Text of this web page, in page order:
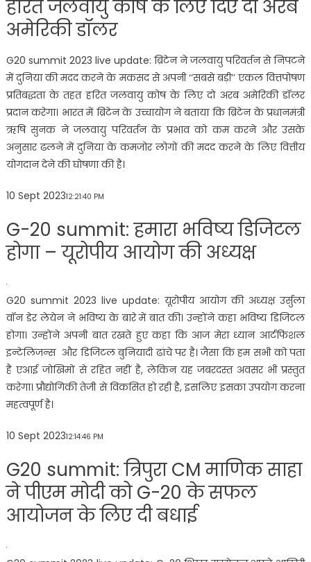
हरित जलवायु कोष के लिए दिए दो अरब
अमेरिकी डॉलर
G20 summit 2023 live update: ब्रिटेन ने जलवायु परिवर्तन से निपटने
में दुनिया की मदद करने के मकसद से अपनी ‘‘सबसे बड़ी’’ एकल वित्तपोषण
प्रतिबद्धता के तहत हरित जलवायु कोष के लिए दो अरब अमेरिकी डॉलर
प्रदान करेगा। भारत में ब्रिटेन के उच्चायोग ने बताया कि ब्रिटेन के प्रधानमंत्री
ऋषि सुनक ने जलवायु परिवर्तन के प्रभाव को कम करने और उसके
अनुसार ढलने में दुनिया के कमजोर लोगों की मदद करने के लिए वित्तीय
योगदान देने की घोषणा की है।
10 Sept 202312:21:40 PM
G-20 summit: हमारा भविष्य डिजिटल
होगा – यूरोपीय आयोग की अध्यक्ष
G20 summit 2023 live update: यूरोपीय आयोग की अध्यक्ष उर्सुला
वॉन डेर लेयेन ने भविष्य के बारे में बात की। उन्होंने कहा भविष्य डिजिटल
होगा। उन्होंने अपनी बात रखते हुए कहा कि आज मेरा ध्यान आर्टफिशल
इन्टेलिजन्स और डिजिटल बुनियादी ढांचे पर है। जैसा कि हम सभी को पता
है एआई जोखिमों से रहित नहीं है, लेकिन यह जबरदस्त अवसर भी प्रस्तुत
करेगा। प्रौद्योगिकी तेजी से विकसित हो रही है, इसलिए इसका उपयोग करना
महत्वपूर्ण है।
10 Sept 202312:14:46 PM
G20 summit: त्रिपुरा CM माणिक साहा
ने पीएम मोदी को G-20 के सफल
आयोजन के लिए दी बधाई